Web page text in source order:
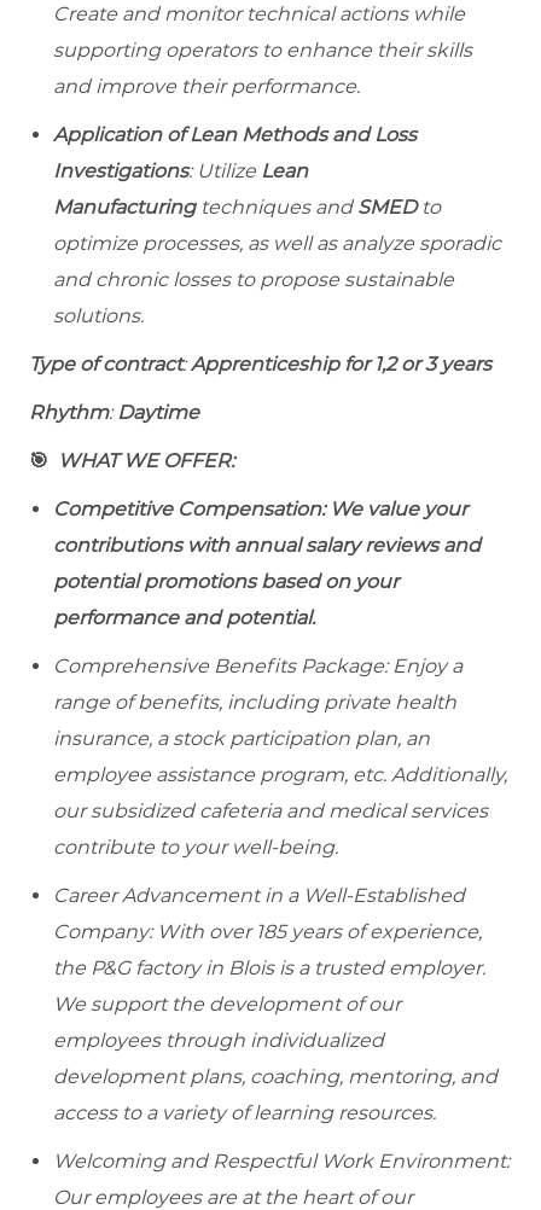
Create and monitor technical actions while
supporting operators to enhance their skills
and improve their performance.
Application of Lean Methods and Loss
Investigations: Utilize Lean
Manufacturingtechniques and SMEDto
optimize processes, as well as analyze sporadic
and chronic losses to propose sustainable
solutions.
Type of contract:Apprenticeship for 1,2 or 3 years
Rhythm:Daytime
🎯 WHAT WE OFFER:
Competitive Compensation: We value your
contributions with annual salary reviews and
potential promotions based on your
performance and potential.
Comprehensive Benefits Package: Enjoy a
range of benefits, including private health
insurance, a stock participation plan, an
employee assistance program, etc. Additionally,
our subsidized cafeteria and medical services
contribute to your well-being.
Career Advancement in a Well-Established
Company: With over 185 years of experience,
the P&G factory in Blois is a trusted employer.
We support the development of our
employees through individualized
development plans, coaching, mentoring, and
access to a variety of learning resources.
Welcoming and Respectful Work Environment:
Our employees are at the heart of our